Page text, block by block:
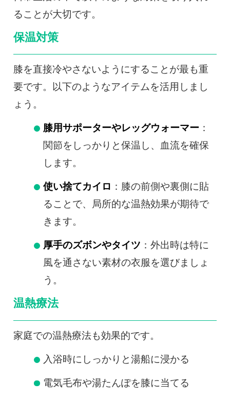
ることが大切です。
保温対策
膝を直接冷やさないようにすることが最も重
要です。以下のようなアイテムを活用しまし
ょう。
膝用サポーターやレッグウォーマー ：
関節をしっかりと保温し、血流を確保
します。
使い捨てカイロ ：膝の前側や裏側に貼
ることで、局所的な温熱効果が期待で
きます。
厚手のズボンやタイツ ：外出時は特に
風を通さない素材の衣服を選びましょ
う。
温熱療法
家庭での温熱療法も効果的です。
入浴時にしっかりと湯船に浸かる
電気毛布や湯たんぽを膝に当てる